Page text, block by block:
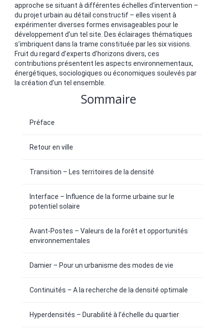
approche se situant à différentes échelles d’intervention –
du projet urbain au détail constructif – elles visent à
expérimenter diverses formes envisageables pour le
développement d’un tel site. Des éclairages thématiques
s’imbriquent dans la trame constituée par les six visions.
Fruit du regard d’experts d’horizons divers, ces
contributions présentent les aspects environnementaux,
énergétiques, sociologiques ou économiques soulevés par
la création d’un tel ensemble.
Sommaire
Préface
Retour en ville
Transition – Les territoires de la densité
Interface – Influence de la forme urbaine sur le
potentiel solaire
Avant-Postes – Valeurs de la forêt et opportunités
environnementales
Damier – Pour un urbanisme des modes de vie
Continuités – A la recherche de la densité optimale
Hyperdensités – Durabilité à l’échelle du quartier